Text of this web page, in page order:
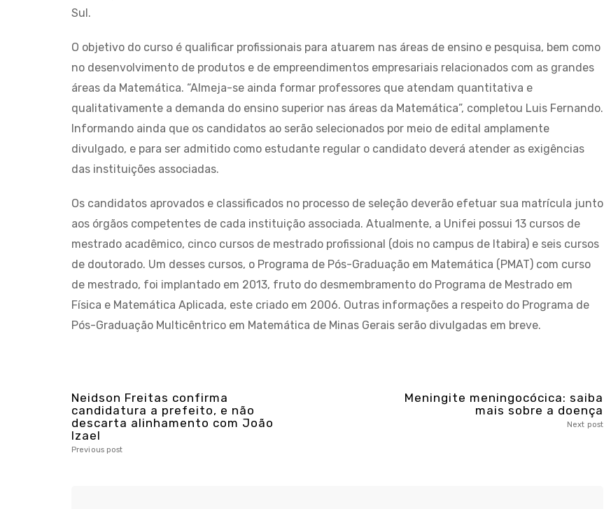
Sul.
O objetivo do curso é qualificar profissionais para atuarem nas áreas de ensino e pesquisa, bem como
no desenvolvimento de produtos e de empreendimentos empresariais relacionados com as grandes
áreas da Matemática. “Almeja-se ainda formar professores que atendam quantitativa e
qualitativamente a demanda do ensino superior nas áreas da Matemática”, completou Luis Fernando.
Informando ainda que os candidatos ao serão selecionados por meio de edital amplamente
divulgado, e para ser admitido como estudante regular o candidato deverá atender as exigências
das instituições associadas.
Os candidatos aprovados e classificados no processo de seleção deverão efetuar sua matrícula junto
aos órgãos competentes de cada instituição associada. Atualmente, a Unifei possui 13 cursos de
mestrado acadêmico, cinco cursos de mestrado profissional (dois no campus de Itabira) e seis cursos
de doutorado. Um desses cursos, o Programa de Pós-Graduação em Matemática (PMAT) com curso
de mestrado, foi implantado em 2013, fruto do desmembramento do Programa de Mestrado em
Física e Matemática Aplicada, este criado em 2006. Outras informações a respeito do Programa de
Pós-Graduação Multicêntrico em Matemática de Minas Gerais serão divulgadas em breve.
Neidson Freitas confirma
candidatura a prefeito, e não
descarta alinhamento com João
Izael
Previous post
Meningite meningocócica: saiba
mais sobre a doença
Next post